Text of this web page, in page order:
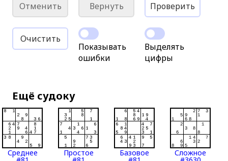
Отменить Вернуть Проверить
Очистить
Показывать
ошибки
Выделять
цифры
Ещё судоку
Среднее Простое Базовое Сложное